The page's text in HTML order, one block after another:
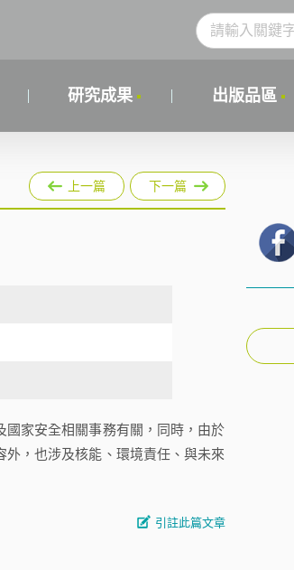
研究成果 出版品區
上一篇 下一篇
家安全相關事務有關，同時，由於
，也涉及核能、環境責任、與未來
引註此篇文章